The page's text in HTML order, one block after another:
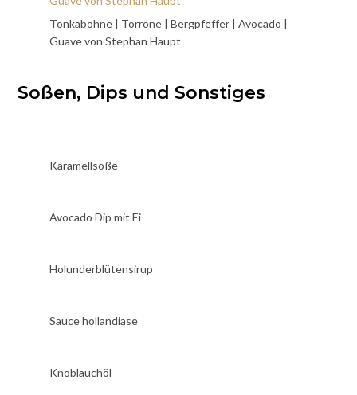
Tonkabohne | Torrone | Bergpfeffer | Avocado |
Guave von Stephan Haupt
Soßen, Dips und Sonstiges
Karamellsoße
Avocado Dip mit Ei
Holunderblütensirup
Sauce hollandiase
Knoblauchöl